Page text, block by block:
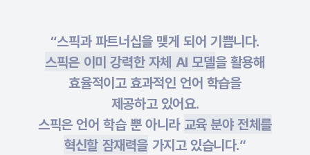
“스픽과 파트너십을 맺게 되어 기쁩니다.
스픽은 이미 강력한 자체 AI 모델을 활용해
효율적이고 효과적인 언어 학습을
제공하고 있어요.
스픽은 언어 학습 뿐 아니라 교육 분야 전체를
혁신할 잠재력을 가지고 있습니다.”